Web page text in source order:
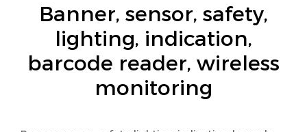
Banner, sensor, safety,
lighting, indication,
barcode reader, wireless
monitoring